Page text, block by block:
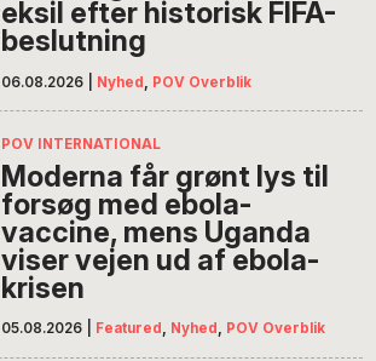
eksil efter historisk FIFA-
beslutning
06.08.2026 Nyhed POV Overblik
POV INTERNATIONAL
Moderna får grønt lys til
forsøg med ebola-
vaccine, mens Uganda
viser vejen ud af ebola-
krisen
05.08.2026 Featured , Nyhed , POV Overblik